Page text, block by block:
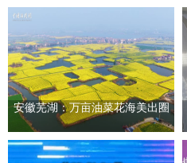
安徽芜湖：万亩油菜花海美出圈